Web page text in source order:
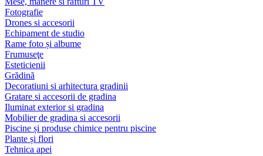
Fotografie
Drones si accesorii
Echipament de studio
Rame foto și albume
Frumuseţe
Esteticienii
Grădină
Decoratiuni si arhitectura gradinii
Gratare si accesorii de gradina
Iluminat exterior si gradina
Mobilier de gradina si accesorii
Piscine și produse chimice pentru piscine
Plante și flori
Tehnica apei